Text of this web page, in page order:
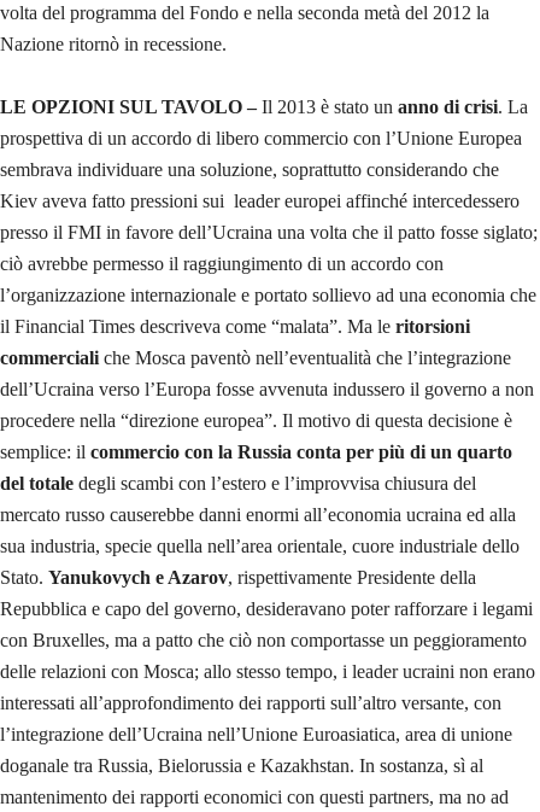
volta del programma del Fondo e nella seconda metà del 2012 la
Nazione ritornò in recessione.
LE OPZIONI SUL TAVOLO –Il 2013 è stato un anno di crisi. La
prospettiva di un accordo di libero commercio con l’Unione Europea
sembrava individuare una soluzione, soprattutto considerando che
Kiev aveva fatto pressioni sui leader europei affinché intercedessero
presso il FMI in favore dell’Ucraina una volta che il patto fosse siglato;
ciò avrebbe permesso il raggiungimento di un accordo con
l’organizzazione internazionale e portato sollievo ad una economia che
il Financial Times descriveva come “malata”. Ma le ritorsioni
commerciali che Mosca paventò nell’eventualità che l’integrazione
dell’Ucraina verso l’Europa fosse avvenuta indussero il governo a non
procedere nella “direzione europea”. Il motivo di questa decisione è
semplice: il commercio con la Russia conta per più di un quarto
del totale degli scambi con l’estero e l’improvvisa chiusura del
mercato russo causerebbe danni enormi all’economia ucraina ed alla
sua industria, specie quella nell’area orientale, cuore industriale dello
Stato. Yanukovych e Azarov, rispettivamente Presidente della
Repubblica e capo del governo, desideravano poter rafforzare i legami
con Bruxelles, ma a patto che ciò non comportasse un peggioramento
delle relazioni con Mosca; allo stesso tempo, i leader ucraini non erano
interessati all’approfondimento dei rapporti sull’altro versante, con
l’integrazione dell’Ucraina nell’Unione Euroasiatica, area di unione
doganale tra Russia, Bielorussia e Kazakhstan. In sostanza, sì al
mantenimento dei rapporti economici con questi partners, ma no ad